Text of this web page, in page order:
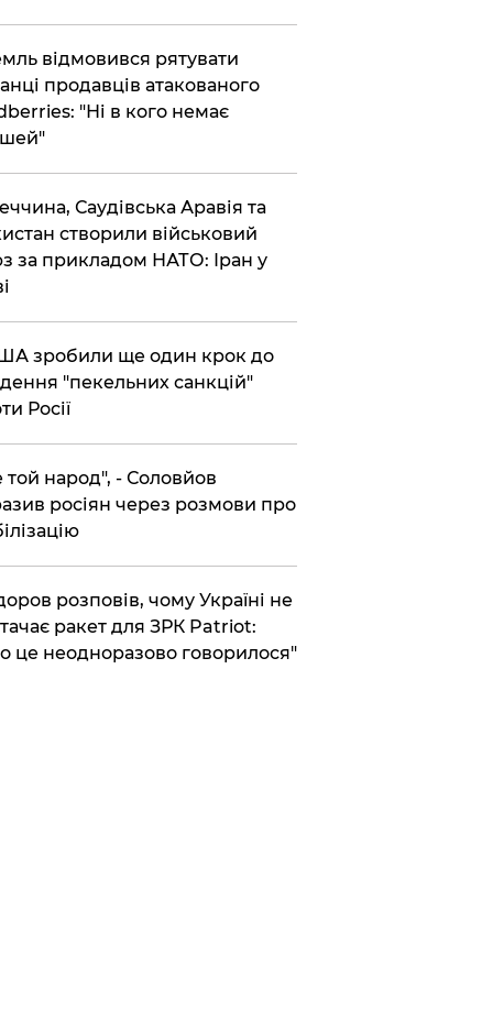
відмовився рятувати
продавців атакованого
"Ні в кого немає
Саудівська Аравія та
створили військовий
за прикладом НАТО: Іран у
зробили ще один крок до
"пекельних санкцій"
Росії
той народ", - Соловйов
росіян через розмови про
розповів, чому Україні не
ракет для ЗРК Patriot:
це неодноразово говорилося"